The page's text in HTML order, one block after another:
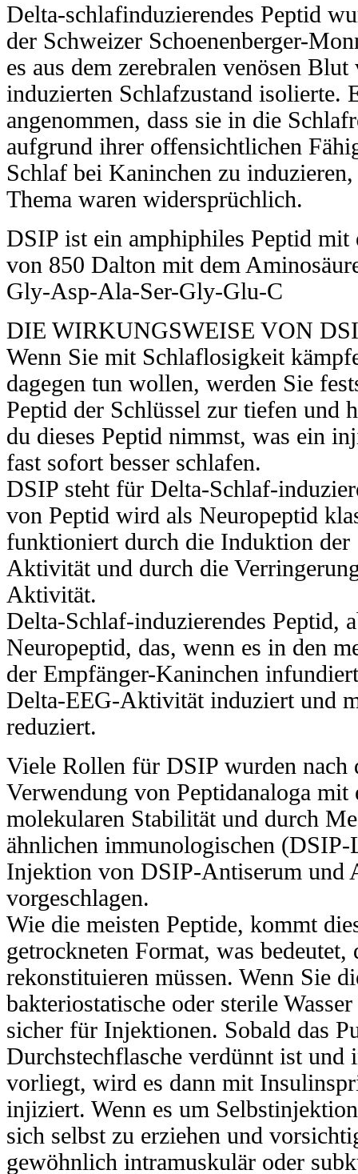
Delta-schlafinduzierendes Peptid
der Schweizer Schoenenberger-
es aus dem zerebralen venösen
induzierten Schlafzustand isolierte.
angenommen, dass sie in die
aufgrund ihrer offensichtlichen
Schlaf bei Kaninchen zu
Thema waren widersprüchlich.
DSIP ist ein amphiphiles Peptid
von 850 Dalton mit dem
Gly-Asp-Ala-Ser-Gly-Glu-C
DIE WIRKUNGSWEISE VON
Wenn Sie mit Schlaflosigkeit
dagegen tun wollen, werden Sie
Peptid der Schlüssel zur tiefen und
du dieses Peptid nimmst, was ein
fast sofort besser schlafen.
DSIP steht für Delta-Schlaf-
von Peptid wird als Neuropeptid
funktioniert durch die Induktion
Aktivität und durch die
Aktivität.
Delta-Schlaf-induzierendes Peptid,
Neuropeptid, das, wenn es in den
der Empfänger-Kaninchen
Delta-EEG-Aktivität induziert und
reduziert.
Viele Rollen für DSIP wurden nach
Verwendung von Peptidanaloga mit
molekularen Stabilität und durch
ähnlichen immunologischen
Injektion von DSIP-Antiserum und
vorgeschlagen.
Wie die meisten Peptide, kommt
getrockneten Format, was bedeutet,
rekonstituieren müssen. Wenn Sie
bakteriostatische oder sterile
sicher für Injektionen. Sobald das
Durchstechflasche verdünnt ist und
vorliegt, wird es dann mit
injiziert. Wenn es um
sich selbst zu erziehen und
gewöhnlich intramuskulär oder